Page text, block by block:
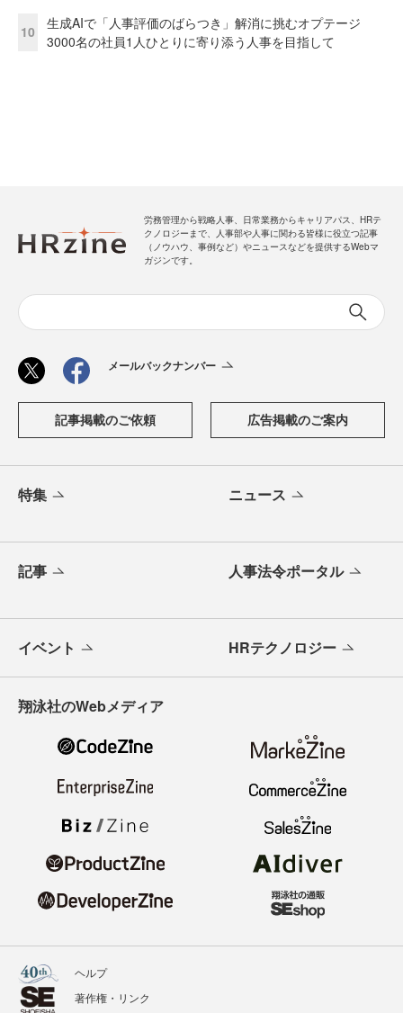
10
生成AIで「人事評価のばらつき」解消に挑むオプテージ
3000名の社員1人ひとりに寄り添う人事を目指して
労務管理から戦略人事、日常業務からキャリアパス、HRテ
クノロジーまで、人事部や人事に関わる皆様に役立つ記事
（ノウハウ、事例など）やニュースなどを提供するWebマ
ガジンです。
メールバックナンバー
記事掲載のご依頼 広告掲載のご案内
特集 ニュース
記事 人事法令ポータル
イベント HRテクノロジー
翔泳社のWebメディア
ヘルプ
著作権・リンク